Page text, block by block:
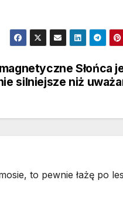
Słońca
silniejsze niż
to pewnie łażę po